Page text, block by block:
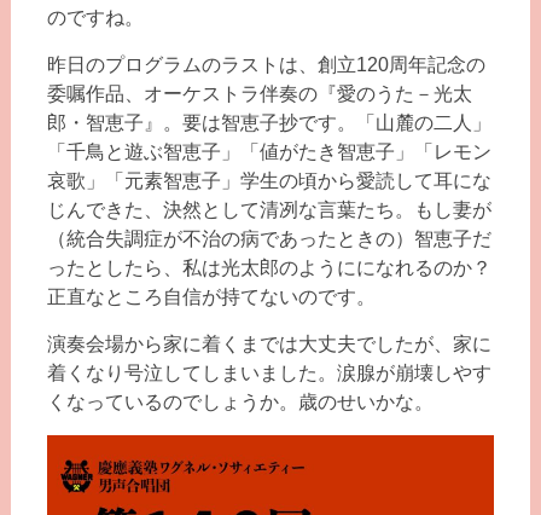
のですね。
昨日のプログラムのラストは、創立120周年記念の
委嘱作品、オーケストラ伴奏の『愛のうた－光太
郎・智恵子』。要は智恵子抄です。「山麓の二人」
「千鳥と遊ぶ智恵子」「値がたき智恵子」「レモン
哀歌」「元素智恵子」学生の頃から愛読して耳にな
じんできた、決然として清冽な言葉たち。もし妻が
（統合失調症が不治の病であったときの）智恵子だ
ったとしたら、私は光太郎のようにになれるのか？
正直なところ自信が持てないのです。
演奏会場から家に着くまでは大丈夫でしたが、家に
着くなり号泣してしまいました。涙腺が崩壊しやす
くなっているのでしょうか。歳のせいかな。